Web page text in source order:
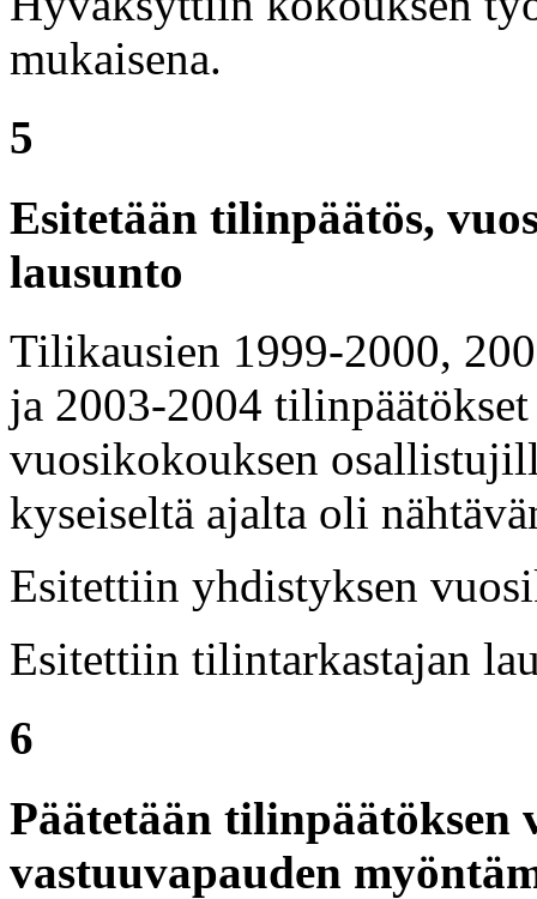
mukaisena.
5
Esitetään tilinpäätös,
lausunto
Tilikausien 1999-2000,
ja 2003-2004
vuosikokouksen
kyseiseltä ajalta oli
Esitettiin yhdistyksen
Esitettiin tilintarkastajan
6
Päätetään tilinpäätöksen
vastuuvapauden